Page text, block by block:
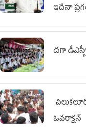
ఇదేనా
దగా
ఓవ‌రాక్ష‌న్‌